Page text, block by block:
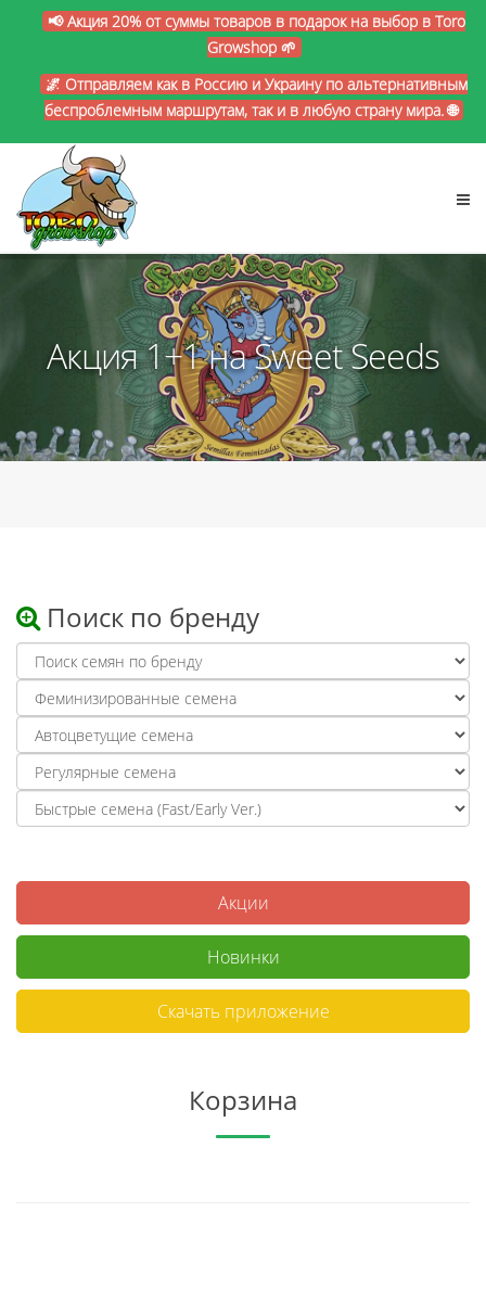
📢 Акция 20% от суммы товаров в подарок на выбор в Toro
Growshop 🌱
🌌 Отправляем как в Россию и Украину по альтернативным
беспроблемным маршрутам, так и в любую страну мира. 🌐
Акция 1+1 на Sweet Seeds
Поиск по бренду
Акции
Новинки
Скачать приложение
Корзина